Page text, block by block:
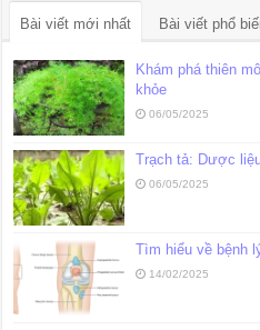
Bài viết mới nhất Bài viết phổ
Khám phá thiên
khỏe
06/05/2025
Trạch tả: Dược
06/05/2025
Tìm hiểu về bệnh
14/02/2025